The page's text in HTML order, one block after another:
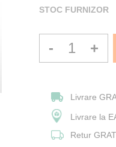
STOC FURNIZOR
- +
Livrare
Livrare la
Retur